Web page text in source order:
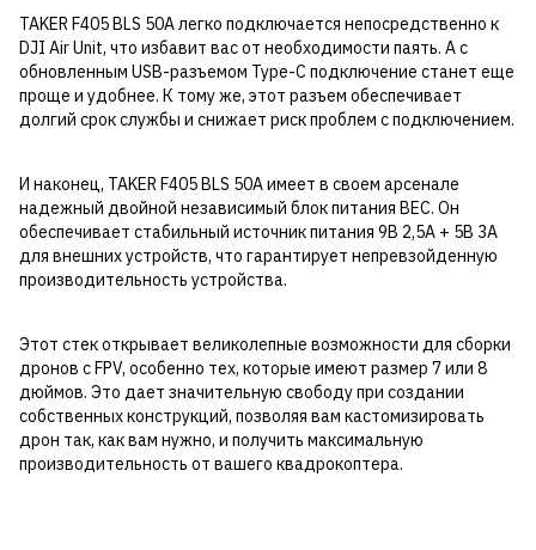
TAKER F405 BLS 50A легко подключается непосредственно к
DJI Air Unit, что избавит вас от необходимости паять. А с
обновленным USB-разъемом Type-C подключение станет еще
проще и удобнее. К тому же, этот разъем обеспечивает
долгий срок службы и снижает риск проблем с подключением.
И наконец, TAKER F405 BLS 50A имеет в своем арсенале
надежный двойной независимый блок питания BEC. Он
обеспечивает стабильный источник питания 9В 2,5A + 5В 3A
для внешних устройств, что гарантирует непревзойденную
производительность устройства.
Этот стек открывает великолепные возможности для сборки
дронов с FPV, особенно тех, которые имеют размер 7 или 8
дюймов. Это дает значительную свободу при создании
собственных конструкций, позволяя вам кастомизировать
дрон так, как вам нужно, и получить максимальную
производительность от вашего квадрокоптера.